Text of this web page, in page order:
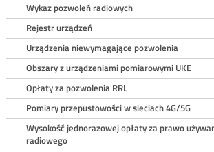
Wykaz pozwoleń radiowych
Rejestr urządzeń
Urządzenia niewymagające pozwolenia
Obszary z urządzeniami pomiarowymi UKE
Opłaty za pozwolenia RRL
Pomiary przepustowości w sieciach 4G/5G
Wysokość jednorazowej opłaty za prawo
radiowego